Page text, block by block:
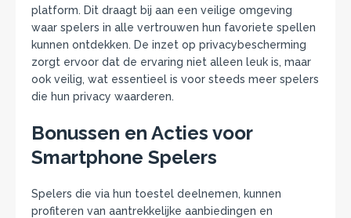
platform. Dit draagt bij aan een veilige omgeving
waar spelers in alle vertrouwen hun favoriete spellen
kunnen ontdekken. De inzet op privacybescherming
zorgt ervoor dat de ervaring niet alleen leuk is, maar
ook veilig, wat essentieel is voor steeds meer spelers
die hun privacy waarderen.
Bonussen en Acties voor
Smartphone Spelers
Spelers die via hun toestel deelnemen, kunnen
profiteren van aantrekkelijke aanbiedingen en